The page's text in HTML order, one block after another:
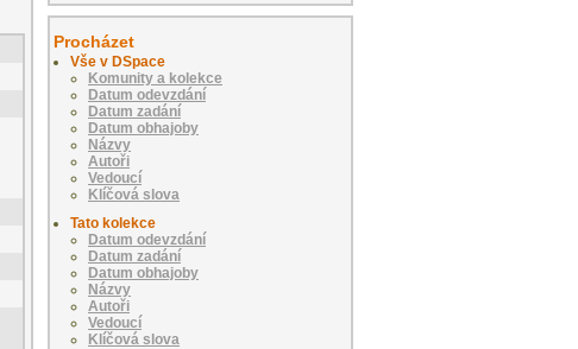
Procházet
Vše v DSpace
Komunity a kolekce
Datum odevzdání
Datum zadání
Datum obhajoby
Názvy
Autoři
Vedoucí
Klíčová slova
Tato kolekce
Datum odevzdání
Datum zadání
Datum obhajoby
Názvy
Autoři
Vedoucí
Klíčová slova